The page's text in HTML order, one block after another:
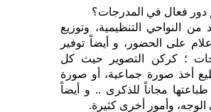
دور فعال في المدرجات؟
من النواحي التنظيمية، وتوزيع
على الحضور، و أيضاً توفير
؛ كركن التصوير حيث كل
أخذ صورة جماعية، أو صورة
مجاناً للذكرى .. و أيضاً
وأمور أخرى كثيرة.